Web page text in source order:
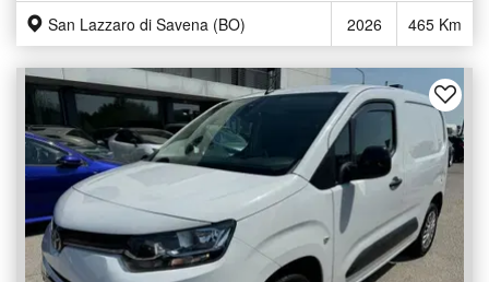
San Lazzaro di Savena (BO) 2026 465 Km